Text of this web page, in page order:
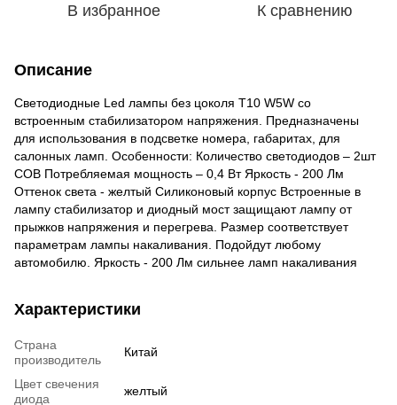
В избранное К сравнению
Описание
Светодиодные Led лампы без цоколя T10 W5W со
встроенным стабилизатором напряжения. Предназначены
для использования в подсветке номера, габаритах, для
салонных ламп. Особенности: Количество светодиодов – 2шт
COB Потребляемая мощность – 0,4 Вт Яркость - 200 Лм
Оттенок света - желтый Силиконовый корпус Встроенные в
лампу стабилизатор и диодный мост защищают лампу от
прыжков напряжения и перегрева. Размер соответствует
параметрам лампы накаливания. Подойдут любому
автомобилю. Яркость - 200 Лм сильнее ламп накаливания
Характеристики
Страна
производитель
Китай
Цвет свечения
диода
желтый